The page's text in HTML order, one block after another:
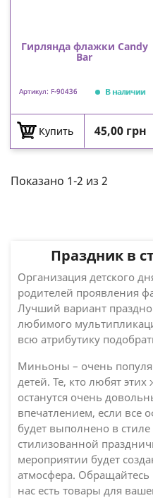
Гирлянда флажки Candy
Bar
Артикул: F-90436 В наличии
Купить Цена
45,00 грн
Показано 1-2 из 2
Праздник в
Организация детского
родителей проявления
Лучший вариант
любимого
всю атрибутику
Миньоны – очень
детей. Те, кто любят
останутся очень
впечатлением, если все
будет выполнено в
стилизованной
мероприятии будет
атмосфера.
нас есть товары для